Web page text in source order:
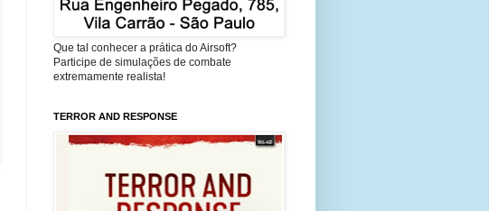
Que tal conhecer a prática do Airsoft?
Participe de simulações de combate
extremamente realista!
TERROR AND RESPONSE